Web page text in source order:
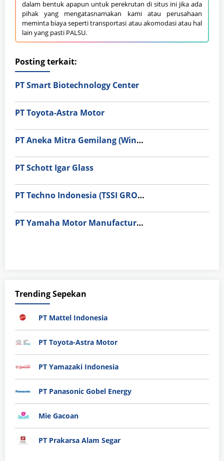
dalam bentuk apapun untuk perekrutan di situs ini jika ada
pihak yang mengatasnamakan kami atau perusahaan
meminta biaya seperti transportasi atau akomodasi atau hal
lain yang pasti PALSU.
Posting terkait:
PT Smart Biotechnology Center
PT Toyota-Astra Motor
PT Aneka Mitra Gemilang (Wings Group)
PT Schott Igar Glass
PT Techno Indonesia (TSSI GROUP)
PT Yamaha Motor Manufacturing
Trending Sepekan
PT Mattel Indonesia
PT Toyota-Astra Motor
PT Yamazaki Indonesia
PT Panasonic Gobel Energy
Mie Gacoan
PT Prakarsa Alam Segar